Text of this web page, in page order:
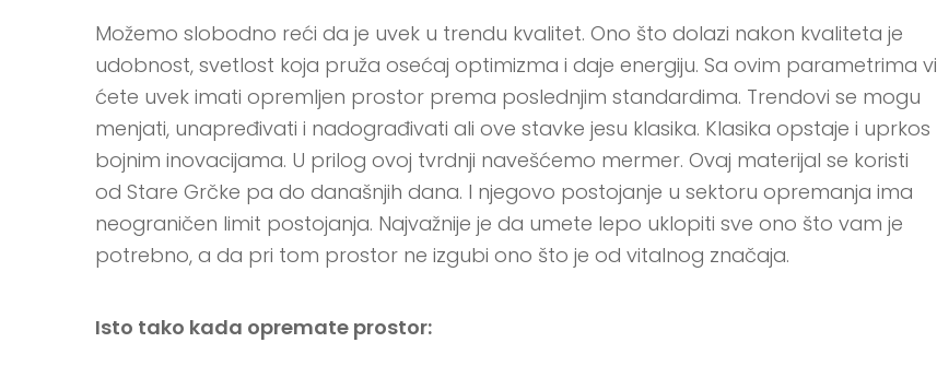
Možemo slobodno reći da je uvek u trendu kvalitet. Ono što dolazi nakon kvaliteta je
udobnost, svetlost koja pruža osećaj optimizma i daje energiju. Sa ovim parametrima vi
ćete uvek imati opremljen prostor prema poslednjim standardima. Trendovi se mogu
menjati, unapređivati i nadograđivati ali ove stavke jesu klasika. Klasika opstaje i uprkos
bojnim inovacijama. U prilog ovoj tvrdnji navešćemo mermer. Ovaj materijal se koristi
od Stare Grčke pa do današnjih dana. I njegovo postojanje u sektoru opremanja ima
neograničen limit postojanja. Najvažnije je da umete lepo uklopiti sve ono što vam je
potrebno, a da pri tom prostor ne izgubi ono što je od vitalnog značaja.
Isto tako kada opremate prostor: